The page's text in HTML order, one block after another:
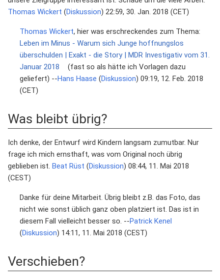
Thomas Wickert (Diskussion) 22:59, 30. Jan. 2018 (CET)
Thomas Wickert, hier was erschreckendes zum Thema:
Leben im Minus - Warum sich Junge hoffnungslos
überschulden | Exakt - die Story | MDR Investigativ vom 31.
Januar 2018
(fast so als hätte ich Vorlagen dazu
geliefert) --Hans Haase (Diskussion) 09:19, 12. Feb. 2018
(CET)
Was bleibt übrig?
Ich denke, der Entwurf wird Kindern langsam zumutbar. Nur
frage ich mich ernsthaft, was vom Original noch übrig
geblieben ist. Beat Rüst (Diskussion) 08:44, 11. Mai 2018
(CEST)
Danke für deine Mitarbeit. Übrig bleibt z.B. das Foto, das
nicht wie sonst üblich ganz oben platziert ist. Das ist in
diesem Fall vielleicht besser so. --Patrick Kenel
(Diskussion) 14:11, 11. Mai 2018 (CEST)
Verschieben?